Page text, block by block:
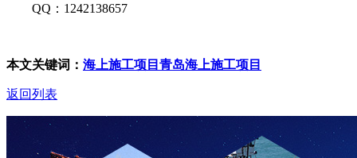
QQ：1242138657
本文关键词： 海上施工项目 青岛海上施工项目
返回列表